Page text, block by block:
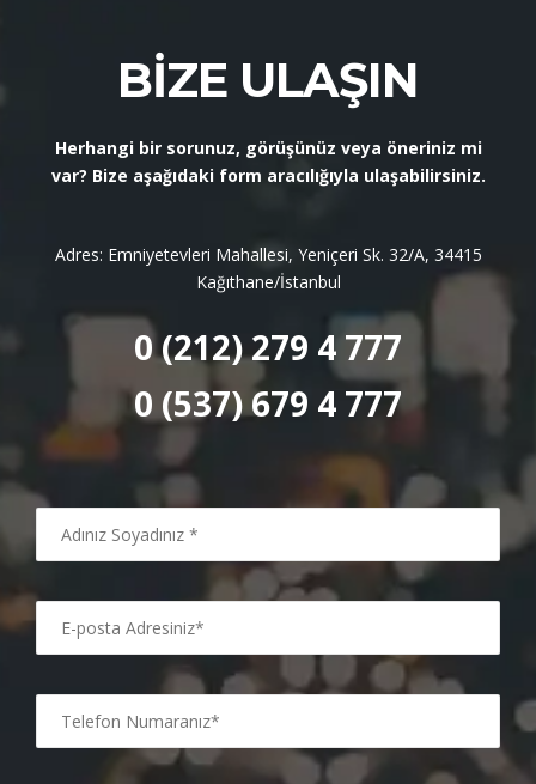
BIZE ULAŞIN
Herhangi bir sorunuz, görüşünüz veya öneriniz mi
var? Bize aşağıdaki form aracılığıyla ulaşabilirsiniz.
Adres: Emniyetevleri Mahallesi, Yeniçeri Sk. 32/A, 34415
Kağıthane/İstanbul
0 (212) 279 4 777
0 (537) 679 4 777